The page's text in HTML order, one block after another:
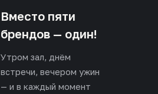
Вместо пяти
брендов — один!
Утром зал, днём
встречи, вечером ужин
— и в каждый момент